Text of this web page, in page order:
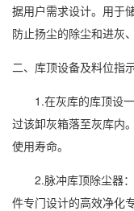
据用户需求设计。用于
防止扬尘的除尘和进灰
二、库顶设备及料位指
1.在灰库的库顶设一
过该卸灰箱落至灰库内
使用寿命。
2.脉冲库顶除尘器：
件专门设计的高效净化